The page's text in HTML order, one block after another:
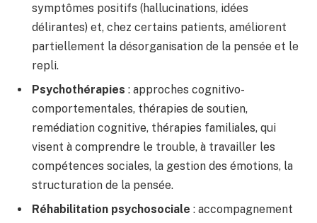
symptômes positifs (hallucinations, idées
délirantes) et, chez certains patients, améliorent
partiellement la désorganisation de la pensée et le
repli.
Psychothérapies : approches cognitivo-
comportementales, thérapies de soutien,
remédiation cognitive, thérapies familiales, qui
visent à comprendre le trouble, à travailler les
compétences sociales, la gestion des émotions, la
structuration de la pensée.
Réhabilitation psychosociale : accompagnement